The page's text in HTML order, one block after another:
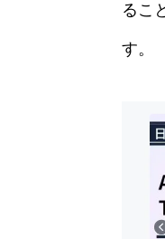
るこ
す。